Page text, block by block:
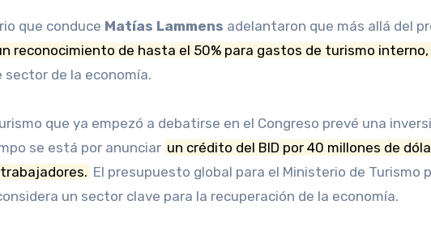
que conduce Matías Lammens adelantaron que más allá del
reconocimiento de hasta el 50% para gastos de turismo interno,
de la economía.
que ya empezó a debatirse en el Congreso prevé una
se está por anunciar un crédito del BID por 40 millones de
El presupuesto global para el Ministerio de Turismo
un sector clave para la recuperación de la economía.